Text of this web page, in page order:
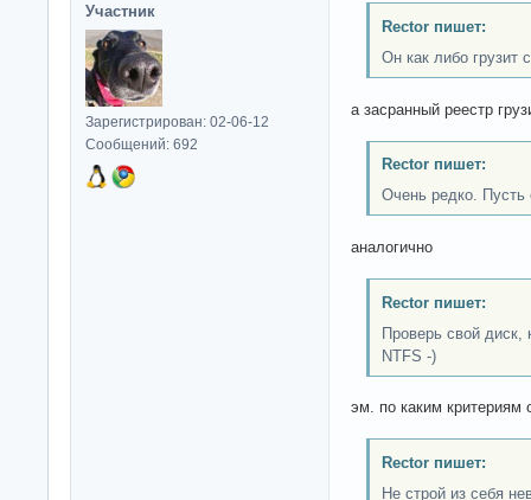
Участник
Зарегистрирован: 02-06-12
Сообщений: 692
Rector пишет:
Он как либо грузит
а засранный реестр
Rector пишет:
Очень редко. Пусть
аналогично
Rector пишет:
Проверь свой диск,
NTFS -)
эм. по каким критериям
Rector пишет:
Не строй из себя